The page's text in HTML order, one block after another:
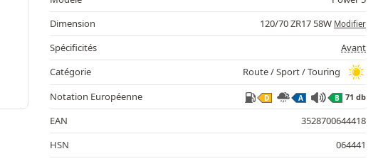
71
Dimension
120/70 ZR17 58W Modifier
Spécificités
Avant
Catégorie
Route / Sport / Touring
Notation Européenne
D A B 71 db
EAN
3528700644418
HSN
064441